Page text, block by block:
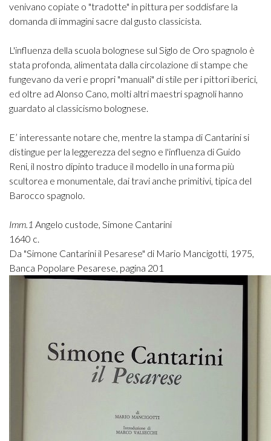
venivano copiate o "tradotte" in pittura per soddisfare la
domanda di immagini sacre dal gusto classicista.
L'influenza della scuola bolognese sul Siglo de Oro spagnolo è
stata profonda, alimentata dalla circolazione di stampe che
fungevano da veri e propri "manuali" di stile per i pittori iberici,
ed oltre ad Alonso Cano, molti altri maestri spagnoli hanno
guardato al classicismo bolognese.
E’ interessante notare che, mentre la stampa di Cantarini si
distingue per la leggerezza del segno e l'influenza di Guido
Reni, il nostro dipinto traduce il modello in una forma più
scultorea e monumentale, dai travi anche primitivi, tipica del
Barocco spagnolo.
Imm.1 Angelo custode, Simone Cantarini
1640 c.
Da "Simone Cantarini il Pesarese" di Mario Mancigotti, 1975,
Banca Popolare Pesarese, pagina 201